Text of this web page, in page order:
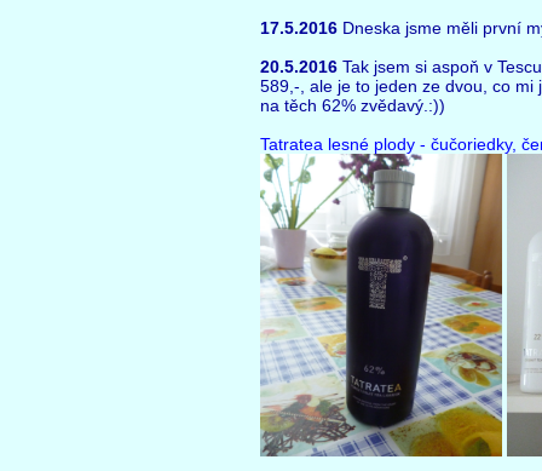
17.5.2016 Dneska jsme měli první
20.5.2016 Tak jsem si aspoň v
589,-, ale je to jeden ze dvou, co
na těch 62% zvědavý.:))
Tatratea lesné plody - čučoriedky,